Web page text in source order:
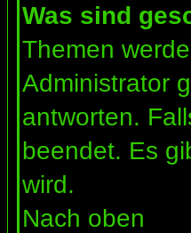
Was sind
Themen
Administrator
antworten.
beendet. Es
wird.
Nach oben